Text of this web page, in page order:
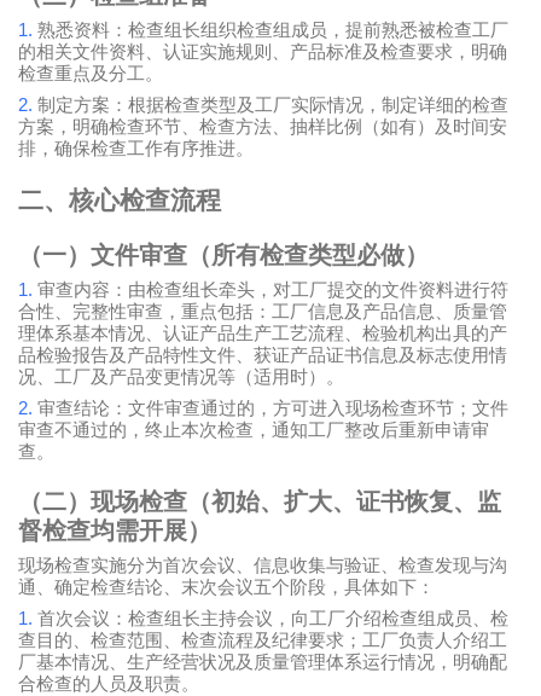
1. 熟悉资料：检查组长组织检查组成员，提前熟悉被检查工厂
的相关文件资料、认证实施规则、产品标准及检查要求，明确
检查重点及分工。
2. 制定方案：根据检查类型及工厂实际情况，制定详细的检查
方案，明确检查环节、检查方法、抽样比例（如有）及时间安
排，确保检查工作有序推进。
二、核心检查流程
（一）文件审查（所有检查类型必做）
1. 审查内容：由检查组长牵头，对工厂提交的文件资料进行符
合性、完整性审查，重点包括：工厂信息及产品信息、质量管
理体系基本情况、认证产品生产工艺流程、检验机构出具的产
品检验报告及产品特性文件、获证产品证书信息及标志使用情
况、工厂及产品变更情况等（适用时）。
2. 审查结论：文件审查通过的，方可进入现场检查环节；文件
审查不通过的，终止本次检查，通知工厂整改后重新申请审
查。
（二）现场检查（初始、扩大、证书恢复、监
督检查均需开展）
现场检查实施分为首次会议、信息收集与验证、检查发现与沟
通、确定检查结论、末次会议五个阶段，具体如下：
1. 首次会议：检查组长主持会议，向工厂介绍检查组成员、检
查目的、检查范围、检查流程及纪律要求；工厂负责人介绍工
厂基本情况、生产经营状况及质量管理体系运行情况，明确配
合检查的人员及职责。